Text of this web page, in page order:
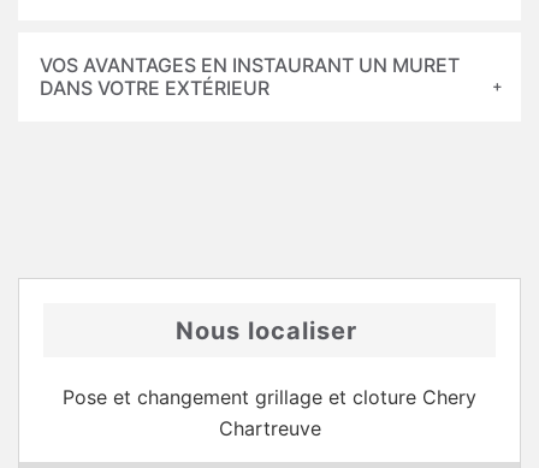
VOS AVANTAGES EN INSTAURANT UN MURET
DANS VOTRE EXTÉRIEUR
Nous localiser
Pose et changement grillage et cloture Chery
Chartreuve